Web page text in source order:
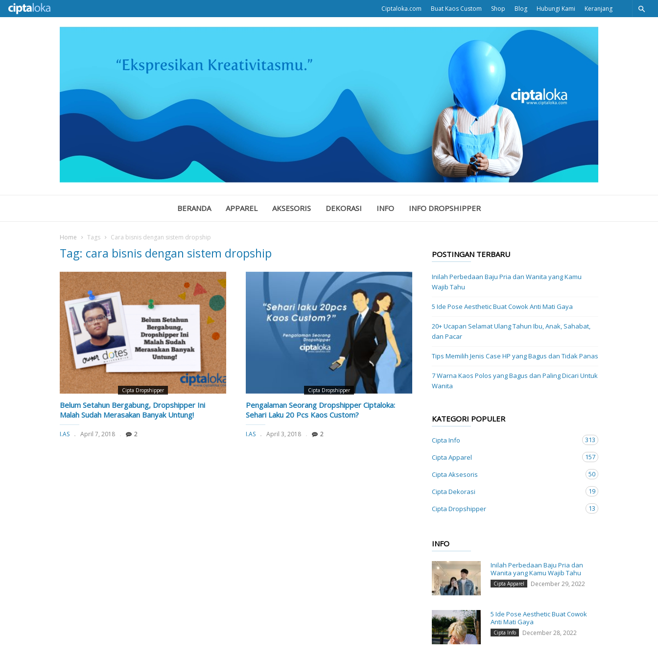
Ciptaloka.com Buat Kaos Custom Shop Blog Hubungi Kami Keranjang
BERANDA APPAREL AKSESORIS DEKORASI INFO INFO DROPSHIPPER
Home Tags Cara bisnis dengan sistem dropship
Tag: cara bisnis dengan sistem dropship
Cipta Dropshipper
Belum Setahun Bergabung, Dropshipper Ini
Malah Sudah Merasakan Banyak Untung!
I.AS April 7, 2018 2
Cipta Dropshipper
Pengalaman Seorang Dropshipper Ciptaloka:
Sehari Laku 20 Pcs Kaos Custom?
I.AS April 3, 2018 2
POSTINGAN TERBARU
Inilah Perbedaan Baju Pria dan Wanita yang Kamu
Wajib Tahu
5 Ide Pose Aesthetic Buat Cowok Anti Mati Gaya
20+ Ucapan Selamat Ulang Tahun Ibu, Anak, Sahabat,
dan Pacar
Tips Memilih Jenis Case HP yang Bagus dan Tidak Panas
7 Warna Kaos Polos yang Bagus dan Paling Dicari Untuk
Wanita
KATEGORI POPULER
Cipta Info
313
Cipta Apparel
157
Cipta Aksesoris
50
Cipta Dekorasi
19
Cipta Dropshipper
13
INFO
Inilah Perbedaan Baju Pria dan
Wanita yang Kamu Wajib Tahu
Cipta Apparel December 29, 2022
5 Ide Pose Aesthetic Buat Cowok
Anti Mati Gaya
Cipta Info December 28, 2022